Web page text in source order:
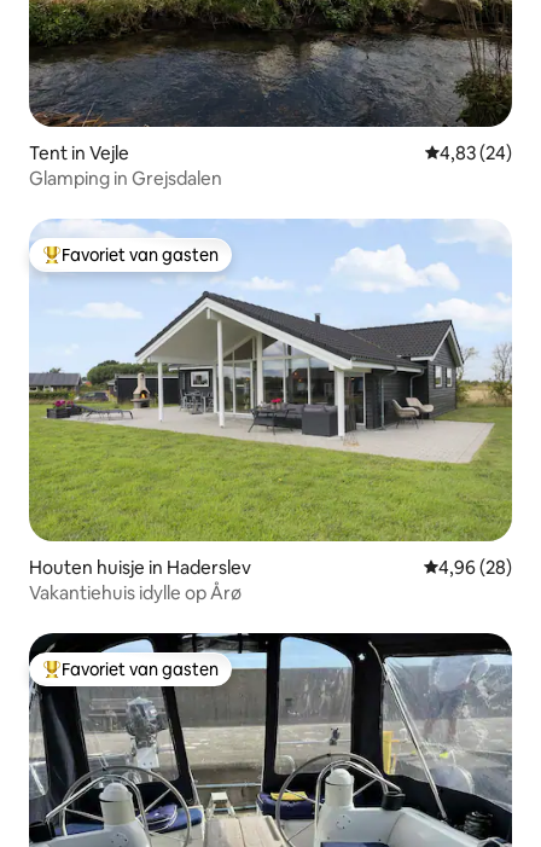
Tent in Vejle Gemiddelde
4,83 (24)
Glamping in Grejsdalen
Topfavoriet van gasten
Favoriet van gasten
Houten huisje in Haderslev Gemiddelde
4,96 (28)
Vakantiehuis idylle op Årø
Topfavoriet van gasten
Favoriet van gasten